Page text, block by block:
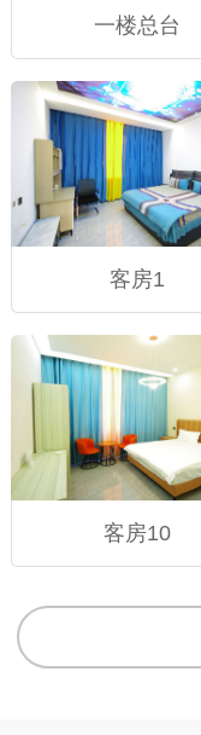
一楼总台
客房1
客房10